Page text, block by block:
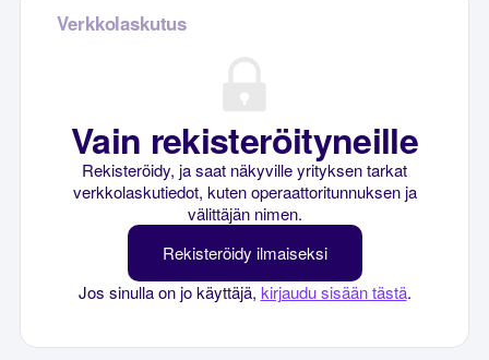
Verkkolaskutus
Vain rekisteröityneille
Rekisteröidy, ja saat näkyville yrityksen tarkat
verkkolaskutiedot, kuten operaattoritunnuksen ja
välittäjän nimen.
Rekisteröidy ilmaiseksi
Jos sinulla on jo käyttäjä, kirjaudu sisään tästä.